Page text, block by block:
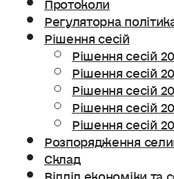
Регуляторна
Рішення сесій
Рішення сесій
Рішення сесій
Рішення сесій
Рішення сесій
Рішення сесій
Розпорядження
Склад
Відділ економіки та